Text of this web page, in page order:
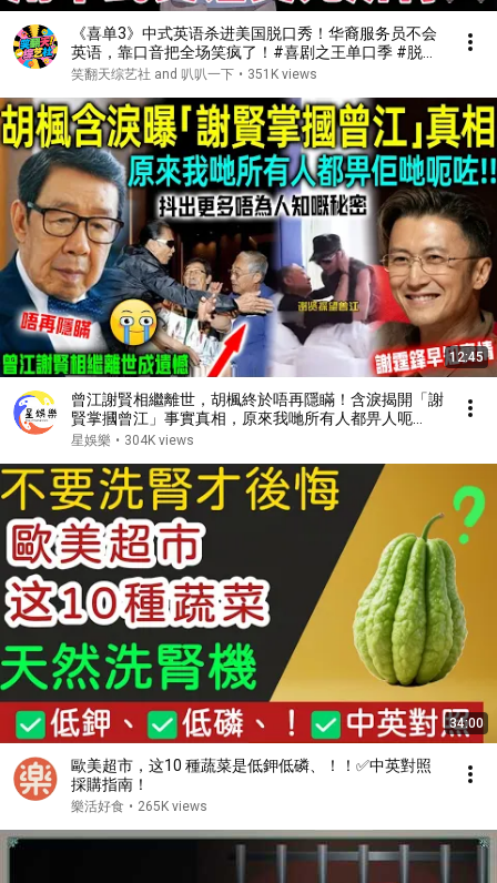
《喜单3》中式英语杀进美国脱口秀！华裔服务员不会
英语，靠口音把全场笑疯了！#喜剧之王单口季 #脱口
秀 #搞笑 #喜剧 #funny #综艺
笑翻天综艺社 and 叭叭一下 • 351K views
12:45
曾江謝賢相繼離世，胡楓終於唔再隱瞞！含淚揭開「謝
賢掌摑曾江」事實真相，原來我哋所有人都畀人呃
咗⋯⋯謝霆鋒早知實情！【星娛樂】#胡楓 #謝賢 #曾
星娛樂 • 304K views
34:00
歐美超市，这10 種蔬菜是低鉀低磷、！！✅中英對照
採購指南！
樂活好食 • 265K views